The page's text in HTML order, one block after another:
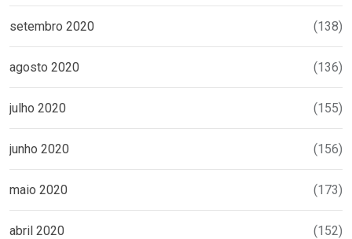
setembro 2020 (138)
agosto 2020 (136)
julho 2020 (155)
junho 2020 (156)
maio 2020 (173)
abril 2020 (152)